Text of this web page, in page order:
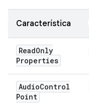
Característica
ReadOnly
Properties
AudioControl
Point